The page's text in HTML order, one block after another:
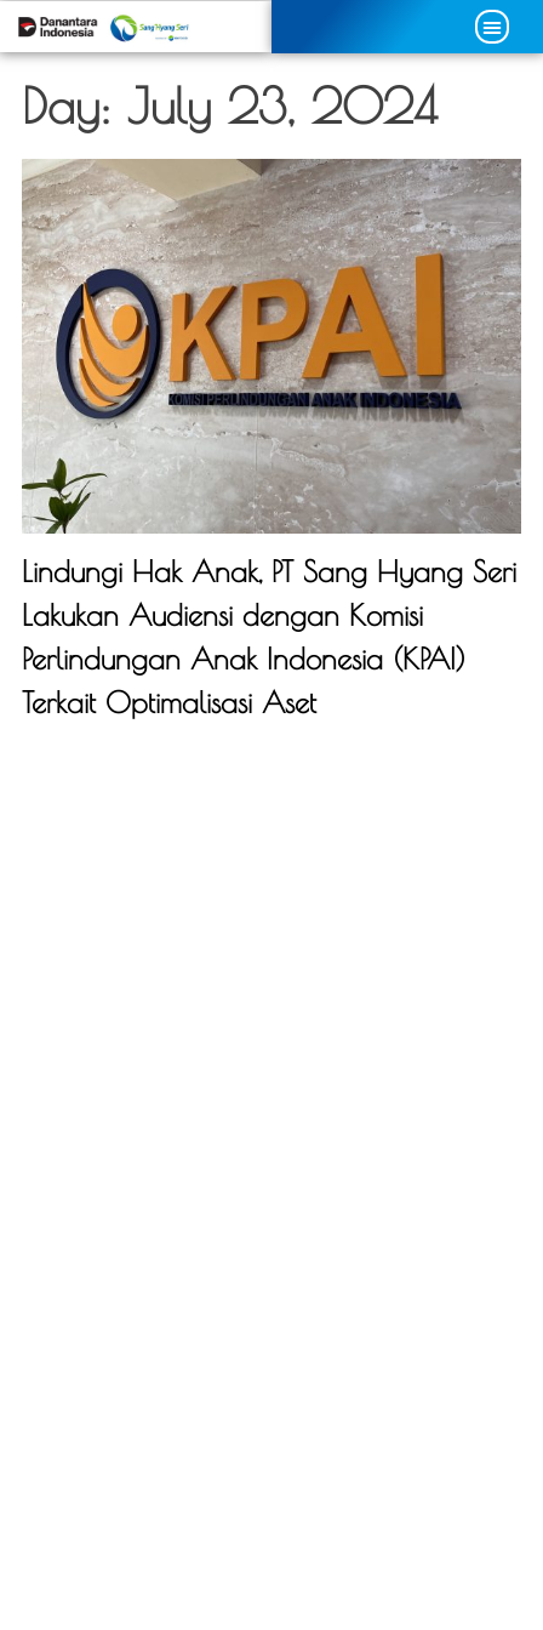
Day: July 23, 2024
Lindungi Hak Anak, PT Sang Hyang Seri
Lakukan Audiensi dengan Komisi
Perlindungan Anak Indonesia (KPAI)
Terkait Optimalisasi Aset